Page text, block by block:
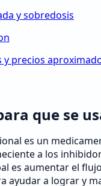
y sobredosis
y precios
que se
es un
a los
es aumentar el
ayudar a lograr y